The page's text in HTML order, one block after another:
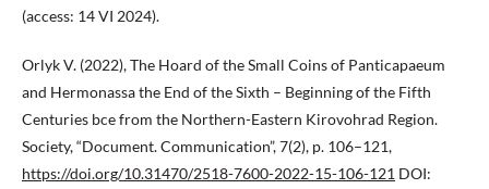
(access: 14 VI 2024).
Orlyk V. (2022), The Hoard of the Small Coins of Panticapaeum
and Hermonassa the End of the Sixth – Beginning of the Fifth
Centuries bce from the Northern-Eastern Kirovohrad Region.
Society, “Document. Communication”, 7(2), p. 106–121,
https://doi.org/10.31470/2518-7600-2022-15-106-121 DOI: